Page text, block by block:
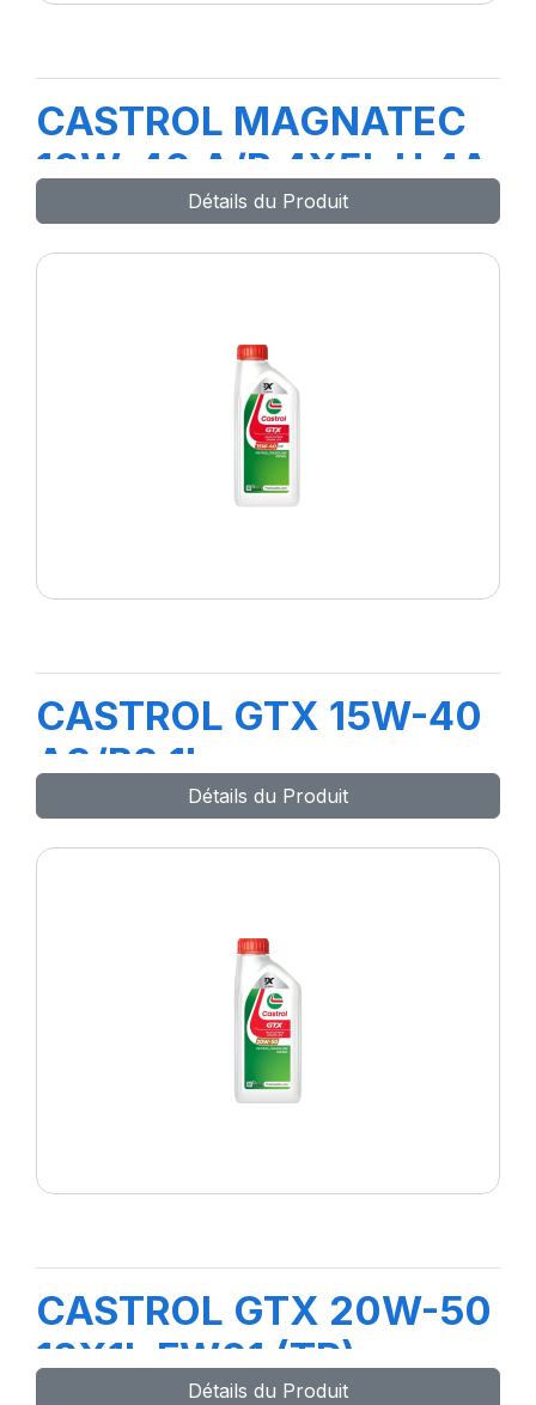
CASTROL MAGNATEC
10W-40 A/B 4X5L H 4A
Détails du Produit
CASTROL GTX 15W-40
A3/B3 1L
Détails du Produit
CASTROL GTX 20W-50
12X1L FW01 (TR)
Détails du Produit